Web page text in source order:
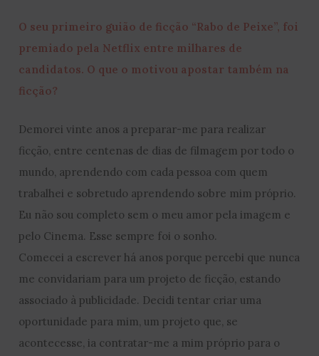
O seu primeiro guião de ficção “Rabo de Peixe”, foi
premiado pela Netflix entre milhares de
candidatos. O que o motivou apostar também na
ficção?
Demorei vinte anos a preparar-me para realizar
ficção, entre centenas de dias de filmagem por todo o
mundo, aprendendo com cada pessoa com quem
trabalhei e sobretudo aprendendo sobre mim próprio.
Eu não sou completo sem o meu amor pela imagem e
pelo Cinema. Esse sempre foi o sonho.
Comecei a escrever há anos porque percebi que nunca
me convidariam para um projeto de ficção, estando
associado à publicidade. Decidi tentar criar uma
oportunidade para mim, um projeto que, se
acontecesse, ia contratar-me a mim próprio para o